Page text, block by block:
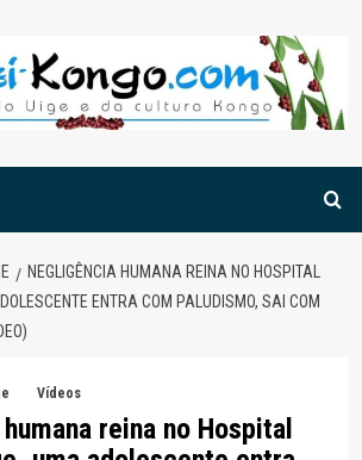
NEGLIGÊNCIA HUMANA REINA NO HOSPITAL
ENTRA COM PALUDISMO, SAI COM
Vídeos
reina no Hospital